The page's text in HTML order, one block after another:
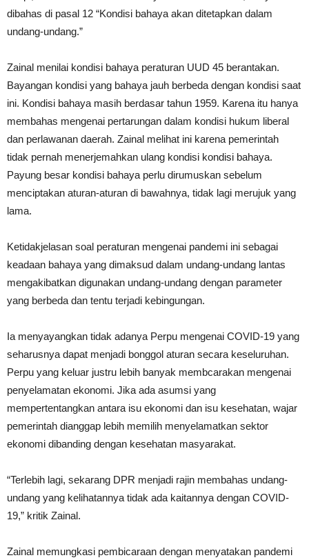
dibahas di pasal 12 “Kondisi bahaya akan ditetapkan dalam
undang-undang.”
Zainal menilai kondisi bahaya peraturan UUD 45 berantakan.
Bayangan kondisi yang bahaya jauh berbeda dengan kondisi saat
ini. Kondisi bahaya masih berdasar tahun 1959. Karena itu hanya
membahas mengenai pertarungan dalam kondisi hukum liberal
dan perlawanan daerah. Zainal melihat ini karena pemerintah
tidak pernah menerjemahkan ulang kondisi kondisi bahaya.
Payung besar kondisi bahaya perlu dirumuskan sebelum
menciptakan aturan-aturan di bawahnya, tidak lagi merujuk yang
lama.
Ketidakjelasan soal peraturan mengenai pandemi ini sebagai
keadaan bahaya yang dimaksud dalam undang-undang lantas
mengakibatkan digunakan undang-undang dengan parameter
yang berbeda dan tentu terjadi kebingungan.
Ia menyayangkan tidak adanya Perpu mengenai COVID-19 yang
seharusnya dapat menjadi bonggol aturan secara keseluruhan.
Perpu yang keluar justru lebih banyak membcarakan mengenai
penyelamatan ekonomi. Jika ada asumsi yang
mempertentangkan antara isu ekonomi dan isu kesehatan, wajar
pemerintah dianggap lebih memilih menyelamatkan sektor
ekonomi dibanding dengan kesehatan masyarakat.
“Terlebih lagi, sekarang DPR menjadi rajin membahas undang-
undang yang kelihatannya tidak ada kaitannya dengan COVID-
19,” kritik Zainal.
Zainal memungkasi pembicaraan dengan menyatakan pandemi